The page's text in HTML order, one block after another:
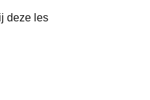
deze les